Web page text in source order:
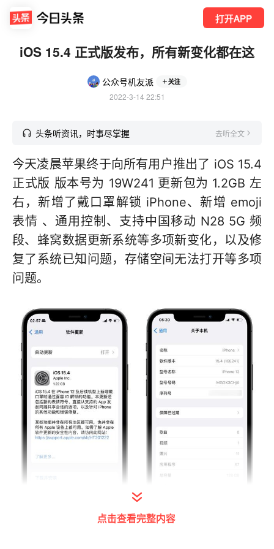
打开APP
iOS 15.4 正式版发布，所有新变化都在这
公众号机友派 关注
2022-3-14 22:51
头条听资讯，时事尽掌握 去听全文
今天凌晨苹果终于向所有用户推出了 iOS 15.4
正式版 版本号为 19W241 更新包为 1.2GB 左
右，新增了戴口罩解锁 iPhone、新增 emoji
表情 、通用控制、支持中国移动 N28 5G 频
段、蜂窝数据更新系统等多项新变化，以及修
复了系统已知问题，存储空间无法打开等多项
问题。
点击查看完整内容